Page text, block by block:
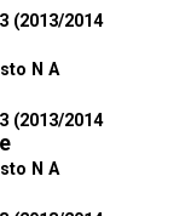
(2013/2014
N A
(2013/2014
N A